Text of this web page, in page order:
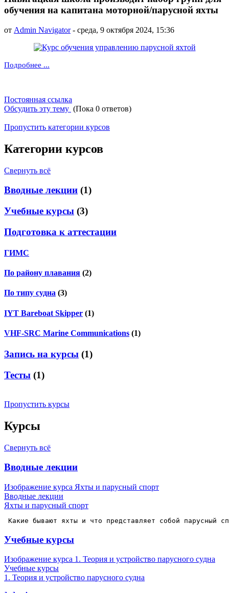
обучения на капитана моторной/парусной яхты
от Admin Navigator- среда, 9 октября 2024, 15:36
Подробнее ...
Постоянная ссылка
Обсудить эту тему (Пока 0 ответов)
Пропустить категории курсов
Категории курсов
Свернуть всё
Вводные лекции (1)
Учебные курсы (3)
Подготовка к аттестации
ГИМС
По району плавания (2)
По типу судна (3)
IYT Bareboat Skipper (1)
VHF-SRC Marine Communications (1)
Запись на курсы (1)
Тесты (1)
Пропустить курсы
Курсы
Свернуть всё
Вводные лекции
Изображение курса Яхты и парусный спорт
Вводные лекции
Яхты и парусный спорт
Какие бывают яхты и что представляет собой парусный
Учебные курсы
Изображение курса 1. Теория и устройство парусного судна
Учебные курсы
1. Теория и устройство парусного судна